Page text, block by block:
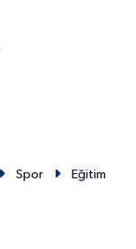
Spor
Eğitim